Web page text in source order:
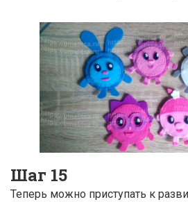
Шаг 15
Теперь можно приступать к